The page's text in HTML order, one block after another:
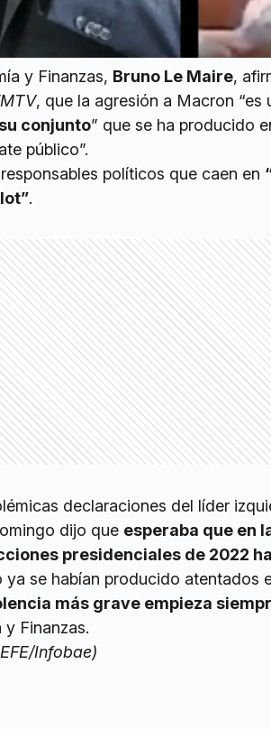
y Finanzas, Bruno Le Maire,
, que la agresión a Macron “es
conjunto” que se ha producido
público”.
políticos que caen en
.
declaraciones del líder
dijo que esperaba que en
presidenciales de 2022
ya se habían producido atentados
más grave empieza
Finanzas.
Infobae)